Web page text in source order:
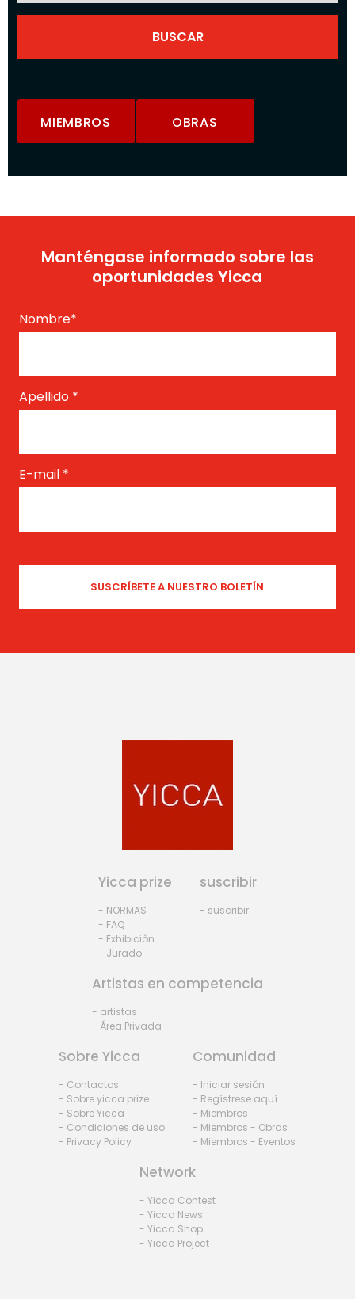
MIEMBROS OBRAS
Manténgase informado sobre las
oportunidades Yicca
Nombre*
Apellido *
E-mail *
Yicca prize
- NORMAS
- FAQ
- Exhibiciòn
- Jurado
suscribir
- suscribir
Artistas en competencia
- artistas
- Área Privada
Sobre Yicca
- Contactos
- Sobre yicca prize
- Sobre Yicca
- Condiciones de uso
- Privacy Policy
Comunidad
- Iniciar sesión
- Regístrese aquí
- Miembros
- Miembros - Obras
- Miembros - Eventos
Network
- Yicca Contest
- Yicca News
- Yicca Shop
- Yicca Project